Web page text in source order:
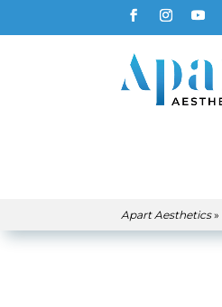
Apart Aesthetics»